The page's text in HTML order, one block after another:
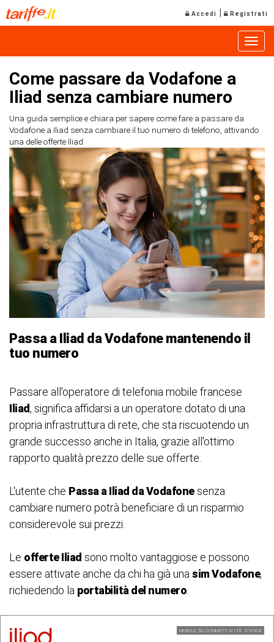
Accedi | Registrati
Come passare da Vodafone a
Iliad senza cambiare numero
Una guida semplice e chiara per sapere come fare a passare da
Vodafone a Iliad senza cambiare il tuo numero di telefono, attivando
una delle offerte Iliad
Passa a Iliad da Vodafone mantenendo il
tuo numero
Passare all'operatore di telefonia mobile francese
Iliad, significa affidarsi a un operatore dotato di una
propria infrastruttura di rete, che sta riscuotendo un
grande successo anche in Italia, grazie all'ottimo
rapporto qualità prezzo delle sue offerte.
L'utente che Passa a Iliad da Vodafone senza
cambiare numero potrà beneficiare di un risparmio
considerevole sui prezzi.
Le offerte Iliad sono molto vantaggiose e possono
essere attivate anche da chi ha già unasim Vodafone,
richiedendo la portabilità del numero.
MOBILE 5G CONNETTIVITÃ E VOCE